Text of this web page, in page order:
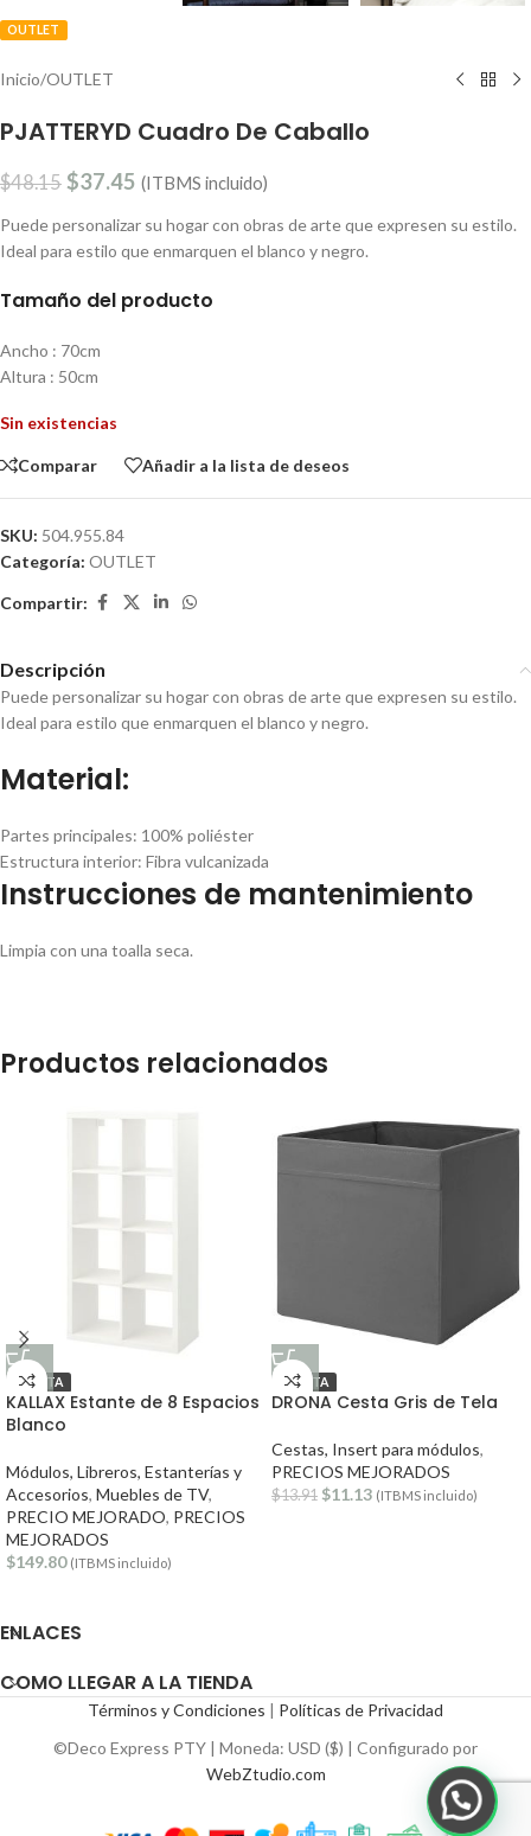
OUTLET
Inicio/OUTLET
PJATTERYD Cuadro De Caballo
$48.15 $37.45 (ITBMS incluido)
Puede personalizar su hogar con obras de arte que expresen su estilo.
Ideal para estilo que enmarquen el blanco y negro.
Tamaño del producto
Ancho : 70cm
Altura : 50cm
Sin existencias
Comparar Añadir a la lista de deseos
SKU: 504.955.84
Categoría: OUTLET
Compartir:
Descripción
Puede personalizar su hogar con obras de arte que expresen su estilo.
Ideal para estilo que enmarquen el blanco y negro.
Material:
Partes principales: 100% poliéster
Estructura interior: Fibra vulcanizada
Instrucciones de mantenimiento
Limpia con una toalla seca.
Productos relacionados
OFERTA
KALLAX Estante de 8 Espacios
Blanco
Módulos, Libreros, Estanterías y
Accesorios, Muebles de TV,
PRECIO MEJORADO, PRECIOS
MEJORADOS
$149.80 (ITBMS incluido)
OFERTA
DRONA Cesta Gris de Tela
Cestas, Insert para módulos,
PRECIOS MEJORADOS
$13.91 $11.13 (ITBMS incluido)
ENLACES
COMO LLEGAR A LA TIENDA
Términos y Condiciones | Políticas de Privacidad
©Deco Express PTY | Moneda: USD ($) | Configurado por
WebZtudio.com